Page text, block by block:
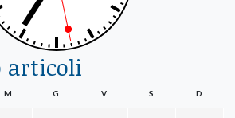
articoli
M G V S D